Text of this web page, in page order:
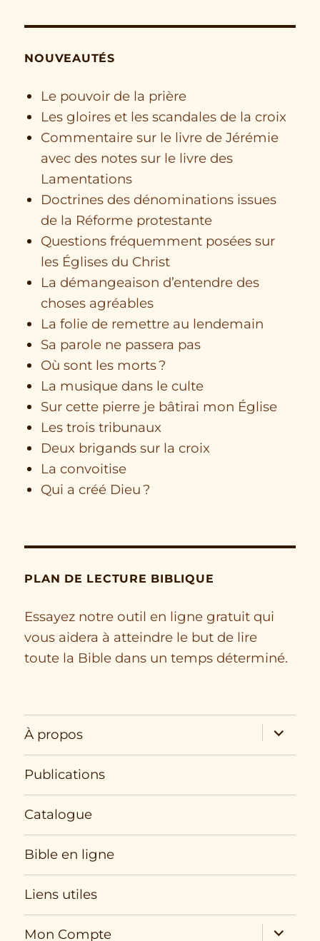
NOUVEAUTÉS
Le pouvoir de la prière
Les gloires et les scandales de la croix
Commentaire sur le livre de Jérémie
avec des notes sur le livre des
Lamentations
Doctrines des dénominations issues
de la Réforme protestante
Questions fréquemment posées sur
les Églises du Christ
La démangeaison d’entendre des
choses agréables
La folie de remettre au lendemain
Sa parole ne passera pas
Où sont les morts ?
La musique dans le culte
Sur cette pierre je bâtirai mon Église
Les trois tribunaux
Deux brigands sur la croix
La convoitise
Qui a créé Dieu ?
PLAN DE LECTURE BIBLIQUE
Essayez notre outil en ligne gratuit qui
vous aidera à atteindre le but de lire
toute la Bible dans un temps déterminé.
À propos
expand
child
Publications
Catalogue
Bible en ligne
Liens utiles
Mon Compte
expand